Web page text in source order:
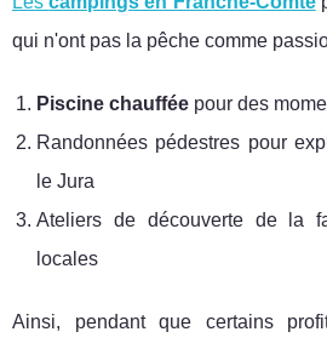
qui n'ont pas la pêche comme
Piscine chauffée pour des
Randonnées pédestres pour
le Jura
Ateliers de découverte de la
locales
Ainsi, pendant que certains